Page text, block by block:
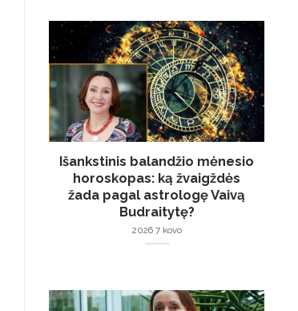
Išankstinis balandžio mėnesio
horoskopas: ką žvaigždės
žada pagal astrologę Vaivą
Budraitytę?
2026 7 kovo